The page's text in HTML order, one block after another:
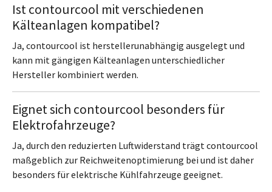
Ist contourcool mit verschiedenen
Kälteanlagen kompatibel?
Ja, contourcool ist herstellerunabhängig ausgelegt und
kann mit gängigen Kälteanlagen unterschiedlicher
Hersteller kombiniert werden.
Eignet sich contourcool besonders für
Elektrofahrzeuge?
Ja, durch den reduzierten Luftwiderstand trägt contourcool
maßgeblich zur Reichweitenoptimierung bei und ist daher
besonders für elektrische Kühlfahrzeuge geeignet.